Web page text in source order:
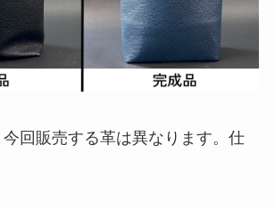
回販売する革は異なります。仕